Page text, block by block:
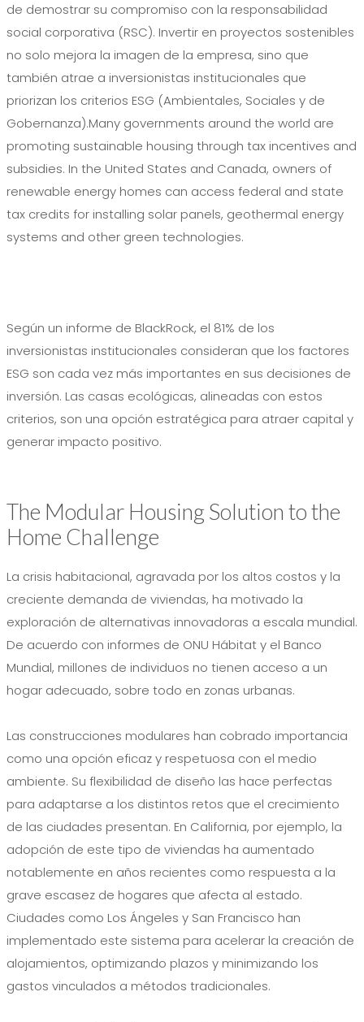
de demostrar su compromiso con la responsabilidad
social corporativa (RSC). Invertir en proyectos sostenibles
no solo mejora la imagen de la empresa, sino que
también atrae a inversionistas institucionales que
priorizan los criterios ESG (Ambientales, Sociales y de
Gobernanza).Many governments around the world are
promoting sustainable housing through tax incentives and
subsidies. In the United States and Canada, owners of
renewable energy homes can access federal and state
tax credits for installing solar panels, geothermal energy
systems and other green technologies.
Según un informe de BlackRock, el 81% de los
inversionistas institucionales consideran que los factores
ESG son cada vez más importantes en sus decisiones de
inversión. Las casas ecológicas, alineadas con estos
criterios, son una opción estratégica para atraer capital y
generar impacto positivo.
The Modular Housing Solution to the
Home Challenge
La crisis habitacional, agravada por los altos costos y la
creciente demanda de viviendas, ha motivado la
exploración de alternativas innovadoras a escala mundial.
De acuerdo con informes de ONU Hábitat y el Banco
Mundial, millones de individuos no tienen acceso a un
hogar adecuado, sobre todo en zonas urbanas.
Las construcciones modulares han cobrado importancia
como una opción eficaz y respetuosa con el medio
ambiente. Su flexibilidad de diseño las hace perfectas
para adaptarse a los distintos retos que el crecimiento
de las ciudades presentan. En California, por ejemplo, la
adopción de este tipo de viviendas ha aumentado
notablemente en años recientes como respuesta a la
grave escasez de hogares que afecta al estado.
Ciudades como Los Ángeles y San Francisco han
implementado este sistema para acelerar la creación de
alojamientos, optimizando plazos y minimizando los
gastos vinculados a métodos tradicionales.